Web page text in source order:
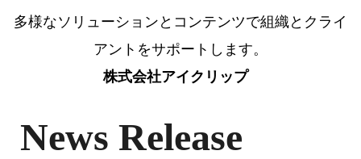
多様なソリューションとコンテンツで組織とクライ
アントをサポートします。
株式会社アイクリップ
News Release